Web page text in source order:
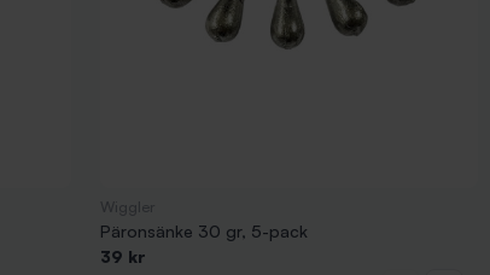
Päronsänke 30 gr, 5-pack
39 kr